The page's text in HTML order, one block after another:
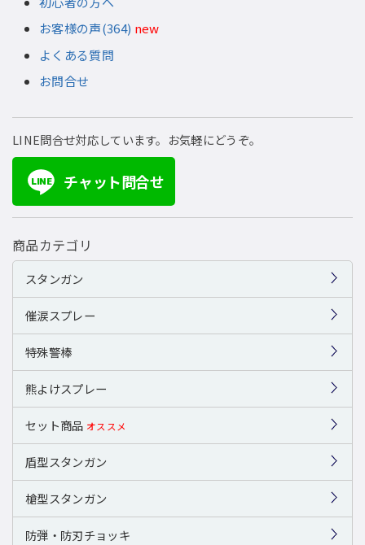
お客様の声(364) new
よくある質問
お問合せ
LINE問合せ対応しています。お気軽にどうぞ。
LINE チャット問合せ
商品カテゴリ
スタンガン
催涙スプレー
特殊警棒
熊よけスプレー
セット商品 オススメ
盾型スタンガン
槍型スタンガン
防弾・防刃チョッキ